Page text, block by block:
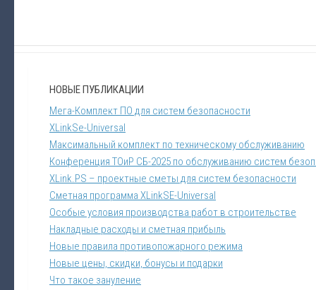
НОВЫЕ ПУБЛИКАЦИИ
Мега-Комплект ПО для систем безопасности
XLinkSe-Universal
Максимальный комплект по техническому обслуживанию
Конференция ТОиР СБ-2025 по обслуживанию систем
XLink.PS – проектные сметы для систем безопасности
Сметная программа XLinkSE-Universal
Особые условия производства работ в строительстве
Накладные расходы и сметная прибыль
Новые правила противопожарного режима
Новые цены, скидки, бонусы и подарки
Что такое зануление